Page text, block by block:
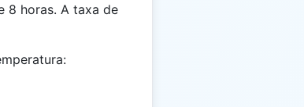
8 horas. A taxa de
10 = 5000